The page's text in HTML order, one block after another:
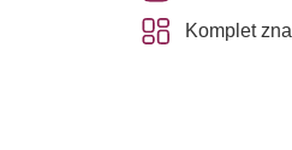
Komplet